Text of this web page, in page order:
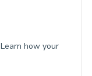
Learn how your